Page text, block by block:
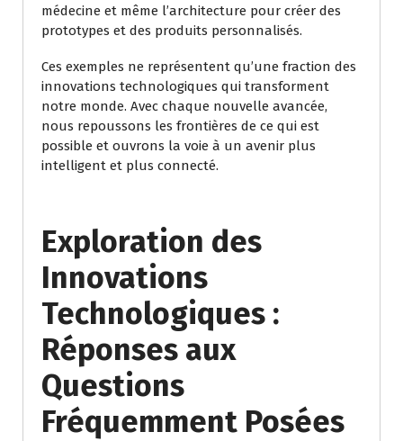
médecine et même l’architecture pour créer des
prototypes et des produits personnalisés.
Ces exemples ne représentent qu’une fraction des
innovations technologiques qui transforment
notre monde. Avec chaque nouvelle avancée,
nous repoussons les frontières de ce qui est
possible et ouvrons la voie à un avenir plus
intelligent et plus connecté.
Exploration des
Innovations
Technologiques :
Réponses aux
Questions
Fréquemment Posées